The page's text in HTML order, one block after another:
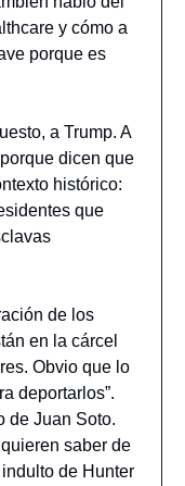
y cómo a
porque es
a Trump. A
dicen que
histórico:
que
de los
en la cárcel
Obvio que lo
deportarlos”.
de Juan Soto.
saber de
de Hunter